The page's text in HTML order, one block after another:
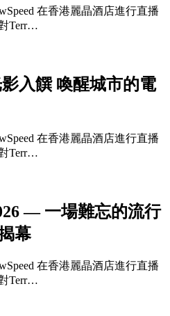
在香港麗晶酒店進行直播
Terr…
入饌 喚醒城市的電
在香港麗晶酒店進行直播
Terr…
— 一場難忘的流行
幕
在香港麗晶酒店進行直播
Terr…